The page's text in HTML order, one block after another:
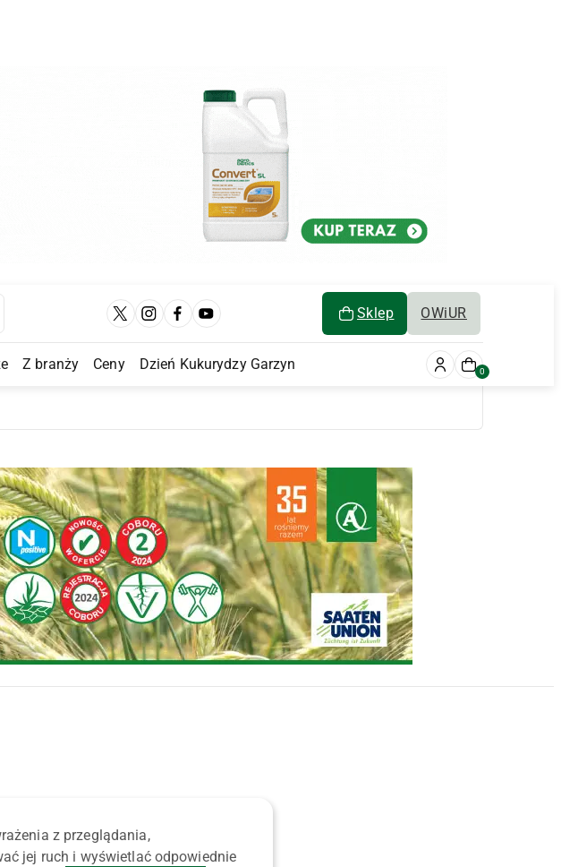
Sklep OWiUR
Z branży Ceny Dzień Kukurydzy Garzyn 0
z przeglądania,
jej ruch i wyświetlać odpowiednie